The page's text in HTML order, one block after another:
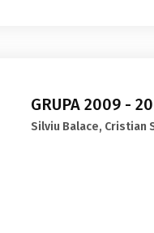
GRUPA 2009 -
Silviu Balace, Cristian